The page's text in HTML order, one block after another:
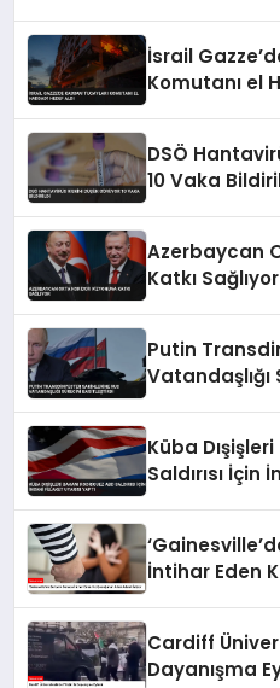
İsrail
Komutanı el
DSÖ
10 Vaka
Azerbaycan
Katkı Sağlıyor
Putin
Küba
Saldırısı İçin
İntihar Eden
Cardiff
Dayanışma